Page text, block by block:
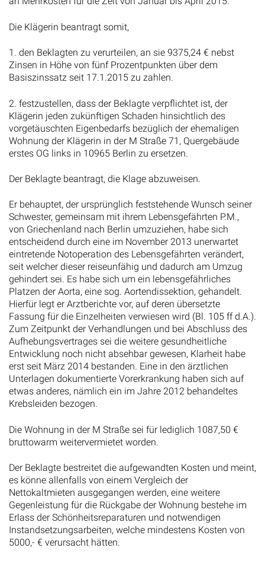
Die Klägerin beantragt somit,
1. den Beklagten zu verurteilen, an sie 9375,24 € nebst
Zinsen in Höhe von fünf Prozentpunkten über dem
Basiszinssatz seit 17.1.2015 zu zahlen.
2. festzustellen, dass der Beklagte verpflichtet ist, der
Klägerin jeden zukünftigen Schaden hinsichtlich des
vorgetäuschten Eigenbedarfs bezüglich der ehemaligen
Wohnung der Klägerin in der M Straße 71, Quergebäude
erstes OG links in 10965 Berlin zu ersetzen.
Der Beklagte beantragt, die Klage abzuweisen.
Er behauptet, der ursprünglich feststehende Wunsch seiner
Schwester, gemeinsam mit ihrem Lebensgefährten P.M.,
von Griechenland nach Berlin umzuziehen, habe sich
entscheidend durch eine im November 2013 unerwartet
eintretende Notoperation des Lebensgefährten verändert,
seit welcher dieser reiseunfähig und dadurch am Umzug
gehindert sei. Es habe sich um ein lebensgefährliches
Platzen der Aorta, eine sog. Aortendissektion, gehandelt.
Hierfür legt er Arztberichte vor, auf deren übersetzte
Fassung für die Einzelheiten verwiesen wird (Bl. 105 ff d.A.).
Zum Zeitpunkt der Verhandlungen und bei Abschluss des
Aufhebungsvertrages sei die weitere gesundheitliche
Entwicklung noch nicht absehbar gewesen, Klarheit habe
erst seit März 2014 bestanden. Eine in den ärztlichen
Unterlagen dokumentierte Vorerkrankung haben sich auf
etwas anderes, nämlich ein im Jahre 2012 behandeltes
Krebsleiden bezogen.
Die Wohnung in der M Straße sei für lediglich 1087,50 €
bruttowarm weitervermietet worden.
Der Beklagte bestreitet die aufgewandten Kosten und meint,
es könne allenfalls von einem Vergleich der
Nettokaltmieten ausgegangen werden, eine weitere
Gegenleistung für die Rückgabe der Wohnung bestehe im
Erlass der Schönheitsreparaturen und notwendigen
Instandsetzungsarbeiten, welche mindestens Kosten von
5000,- € verursacht hätten.